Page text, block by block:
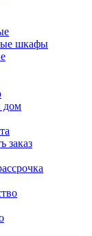
шкафы
дом
заказ